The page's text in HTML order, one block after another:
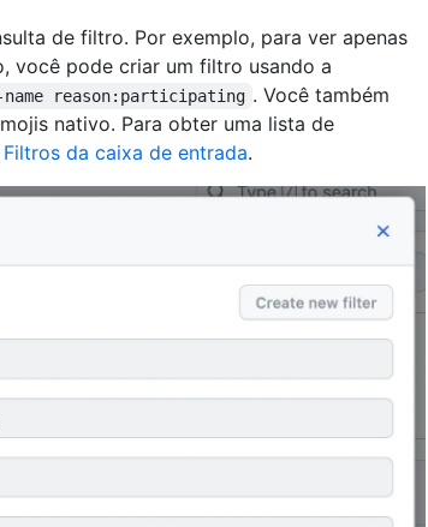
de filtro. Por exemplo, para ver apenas
você pode criar um filtro usando a
reason:participating . Você também
nativo. Para obter uma lista de
Filtros da caixa de entrada.